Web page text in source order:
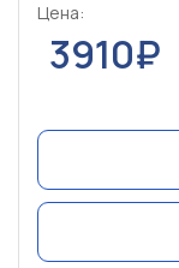
Цена:
3910₽